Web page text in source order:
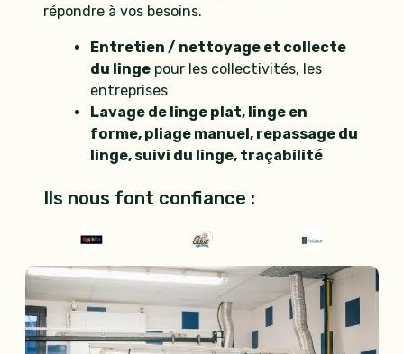
répondre à vos besoins.
Entretien / nettoyage et collecte
du linge pour les collectivités, les
entreprises
Lavage de linge plat, linge en
forme, pliage manuel, repassage du
linge, suivi du linge, traçabilité
Ils nous font confiance :